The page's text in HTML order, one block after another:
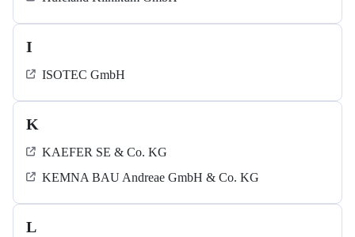
I
ISOTEC GmbH
K
KAEFER SE & Co. KG
KEMNA BAU Andreae GmbH & Co. KG
L